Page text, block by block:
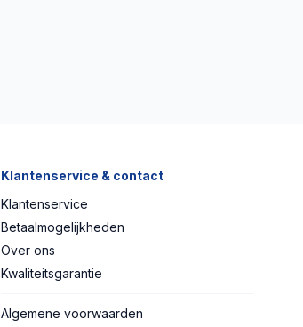
Klantenservice & contact
Klantenservice
Betaalmogelijkheden
Over ons
Kwaliteitsgarantie
Algemene voorwaarden